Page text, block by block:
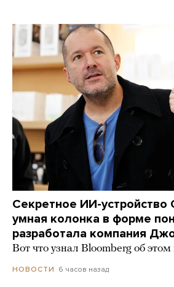
Секретное ИИ-устройство
умная колонка в форме
разработала компания
Вот что узнал Bloomberg об этом
НОВОСТИ 6 часов назад